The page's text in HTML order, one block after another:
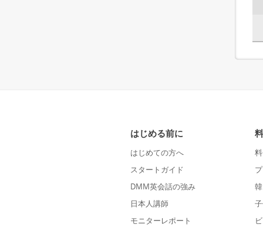
はじめる前に
はじめての方へ
スタートガイド
DMM英会話の強み
日本人講師
モニターレポート